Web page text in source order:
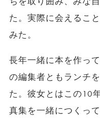
た。実際に会えるこ
みた。
長年一緒に本を作っ
の編集者ともランチ
た。彼女とはこの10
真集を一緒につくっ